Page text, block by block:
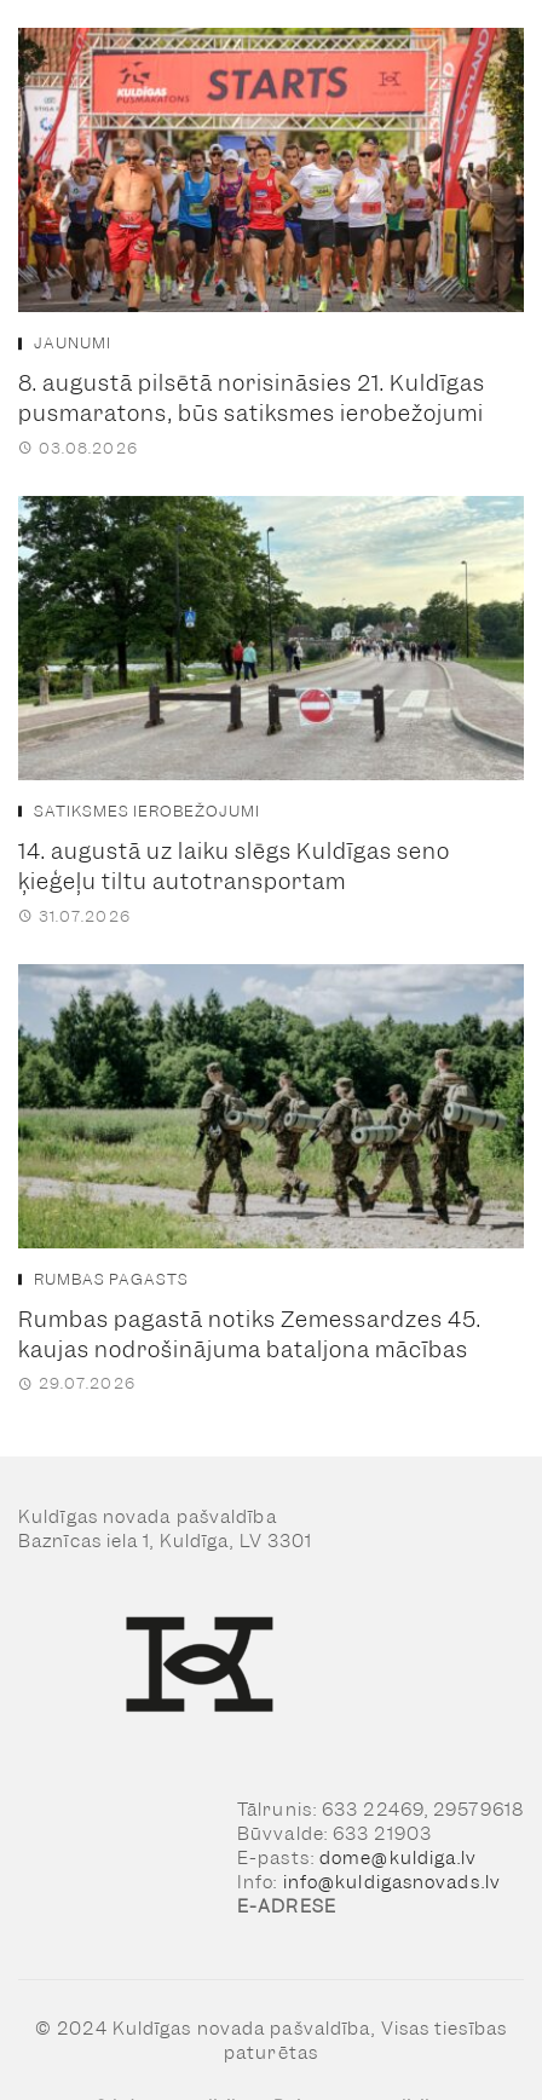
JAUNUMI
8. augustā pilsētā norisināsies 21. Kuldīgas
pusmaratons, būs satiksmes ierobežojumi
03.08.2026
SATIKSMES IEROBEŽOJUMI
14. augustā uz laiku slēgs Kuldīgas seno
ķieģeļu tiltu autotransportam
31.07.2026
RUMBAS PAGASTS
Rumbas pagastā notiks Zemessardzes 45.
kaujas nodrošinājuma bataljona mācības
29.07.2026
Kuldīgas novada pašvaldība
Baznīcas iela 1, Kuldīga, LV 3301
Tālrunis: 633 22469, 29579618
Būvvalde: 633 21903
E-pasts: dome@kuldiga.lv
Info: info@kuldigasnovads.lv
E-ADRESE
© 2024 Kuldīgas novada pašvaldība, Visas tiesības
paturētas